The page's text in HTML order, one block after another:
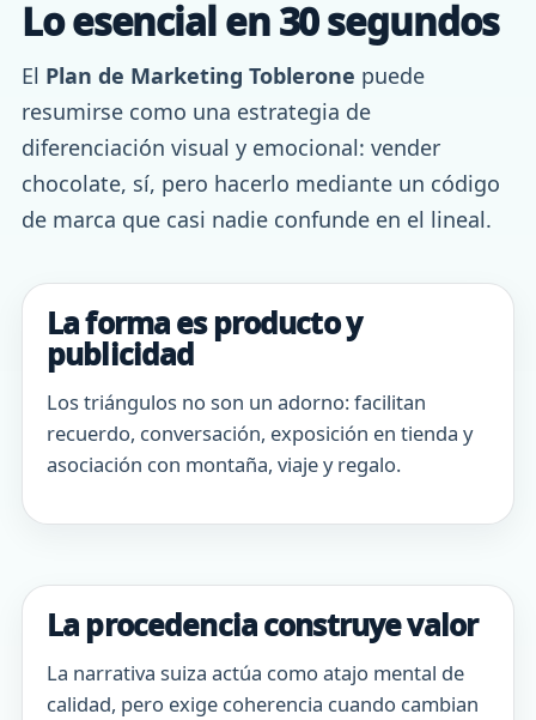
Lo esencial en 30 segundos
El Plan de Marketing Toblerone puede
resumirse como una estrategia de
diferenciación visual y emocional: vender
chocolate, sí, pero hacerlo mediante un código
de marca que casi nadie confunde en el lineal.
La forma es producto y
publicidad
Los triángulos no son un adorno: facilitan
recuerdo, conversación, exposición en tienda y
asociación con montaña, viaje y regalo.
La procedencia construye valor
La narrativa suiza actúa como atajo mental de
calidad, pero exige coherencia cuando cambian